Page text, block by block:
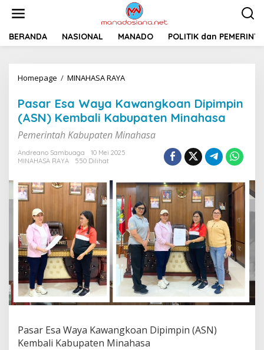
t
BERANDA NASIONAL MANADO POLITIK dan
Homepage / MINAHASA RAYA
s
a
r
E
s
y
a
K
a
w
a
n
g
k
o
n
p
i
Pasar Esa Waya Kawangkoan Dipimpin
(ASN) Kembali Kabupaten Minahasa
Pemerintah Kabupaten Minahasa
Andreano Sambuaga
10 Mei 2025
MINAHASA RAYA
550 Dilihat
Pasar Esa Waya Kawangkoan Dipimpin (ASN)
Kembali Kabupaten Minahasa